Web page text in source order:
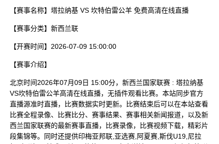
【赛事名称】 塔拉纳基 VS 坎特伯雷公羊 免费高清在线直播
【赛事分类】 新西兰联
【开赛时间】 2026-07-09 15:00:00
【赛事介绍】
北京时间2026年07月09日 15:00分，新西兰国家联赛 : 塔拉纳基
VS坎特伯雷公羊高清在线直播，无插件观看比赛。本站同步官方
直播源准时直播，比赛数据实时更新。比赛结束后可以在本站查看
比赛全程录像、比赛比分、赛事结果、赛事相关新闻报道，以及新
西兰国家联赛的最新赛事直播，比赛录像，比赛视频下载，精彩片
段集锦等。同时还提供印梅亚邦联,亚选赛,阿夏赛,斯伐U19,尼拉